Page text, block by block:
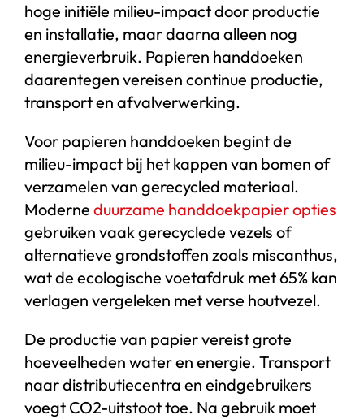
hoge initiële milieu-impact door productie
en installatie, maar daarna alleen nog
energieverbruik. Papieren handdoeken
daarentegen vereisen continue productie,
transport en afvalverwerking.
Voor papieren handdoeken begint de
milieu-impact bij het kappen van bomen of
verzamelen van gerecycled materiaal.
Moderne duurzame handdoekpapier opties
gebruiken vaak gerecyclede vezels of
alternatieve grondstoffen zoals miscanthus,
wat de ecologische voetafdruk met 65% kan
verlagen vergeleken met verse houtvezel.
De productie van papier vereist grote
hoeveelheden water en energie. Transport
naar distributiecentra en eindgebruikers
voegt CO2-uitstoot toe. Na gebruik moet